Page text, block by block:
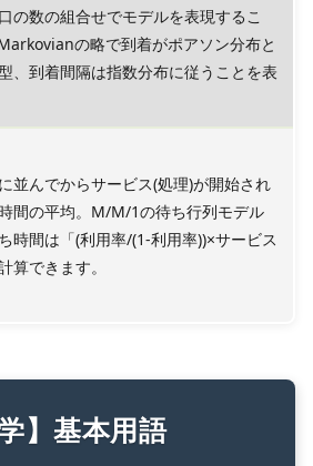
の数の組合せでモデルを表現するこ
の略で到着がポアソン分布と
、到着間隔は指数分布に従うことを表
並んでからサービス(処理)が開始され
間の平均。M/M/1の待ち行列モデル
時間は「(利用率/(1-利用率))×サービス
算できます。
学】基本用語